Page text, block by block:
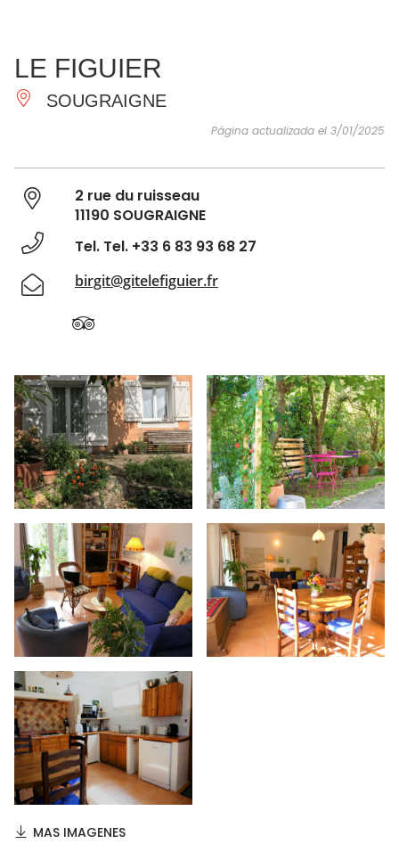
IMPRESCINDIBLES
HACER
LE FIGUIER
SOUGRAIGNE
Página actualizada el 3/01/2025
2 rue du ruisseau
11190 SOUGRAIGNE
Tel. Tel. +33 6 83 93 68 27
birgit@gitelefiguier.fr
MAS IMAGENES